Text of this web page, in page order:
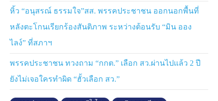
ระบบ เข้าแทรกแซง และต้องการปลดล็อกจัดทำรัฐธรรมนูญ
ฉบับใหม่ เพื่อคืนอำนาจให้กับประชาชน และเป็นการตัดสิน
ใจเพื่อสร้างทางออกให้กับประเทศ
หิ้ว “อนุสรณ์ ธรรมใจ”สส. พรรคประชาชน ออกนอกพื้นที่
หลังตะโกนเรียกร้องสันติภาพ ระหว่างต้อนรับ “มิน ออง
ไลง์” ที่สภาฯ
พรรคประชาชน ทวงถาม “กกต.” เลือก สว.ผ่านไปแล้ว 2 ปี
ยังไม่เจอใครทำผิด “ฮั้วเลือก สว.”